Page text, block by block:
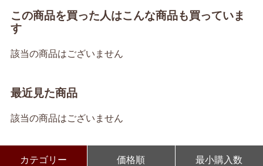
この商品を買った人はこんな商品も買っていま
す
該当の商品はございません
最近見た商品
該当の商品はございません
カテゴリー
価格順
最小購入数